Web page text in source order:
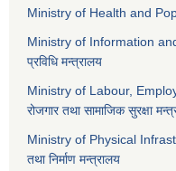
Ministry of Health and
Ministry of Information
प्रविधि मन्त्रालय
Ministry of Labour,
रोजगार तथा सामाजिक सुरक्षा
Ministry of Physical
तथा निर्माण मन्त्रालय